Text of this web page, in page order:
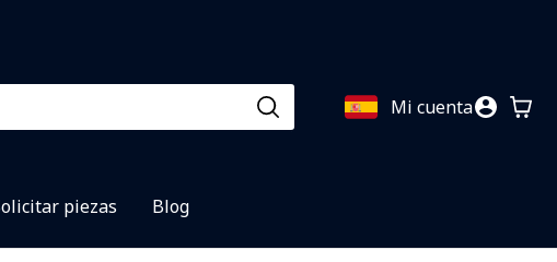
Mi cuenta
piezas Blog